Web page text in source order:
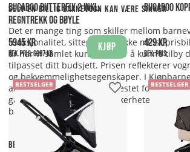
Selv en billig barnevogn kan være sikker
Det er mange ting som skiller mellom
funksjonalitet, sitteplass og ikke minst
år har vi samlet kunnskap for å kunne tilby
tilpasset ditt budsjett. Prisen reflekterer
og bekvemmelighetsegenskaper. I
alle produktene sikkerhetstestet for å tilby
går aldri på akkord med sikkerheten, uansett
barnevogn du velger.
Best i test barnevogner
BUGABOO BUTTERFLY 2 INKL.
REGNTREKK OG BØYLE
5945 kr
Rek. pris:6997 kr
Kjøp
BUGABOO
429 kr
Rek. pris:
BESTSELGER BESTSELGER